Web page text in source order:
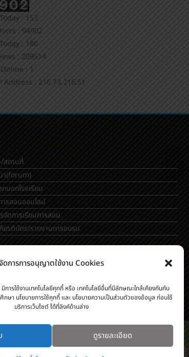
ดการการอนุญาตใช้งาน Cookies
การใช้งานเทคโนโลยีคุกกี้ หรือ เทคโนโลยีอื่นที่มีลักษณะใกล้เคียงกันกับ
กษา นโยบายการใช้คุกกี้ และ นโยบายความเป็นส่วนตัวของข้อมูล ก่อนใช้
บริการเว็บไซต์ ได้ที่ลิงค์ด้านล่าง
ดูรายละเอียด
: 153
: 94902
: 186
: 209514
: 1
Address : 216.73.216.51
สถานที่
า(forum)
นอกโรงเรียน
รสอนออนไลน์
จัดการเรียนการสอน
รติบัตร/รายงานการอบรม
ลากิจส่วนตัว/ลาป่วย/ไปราชการ]